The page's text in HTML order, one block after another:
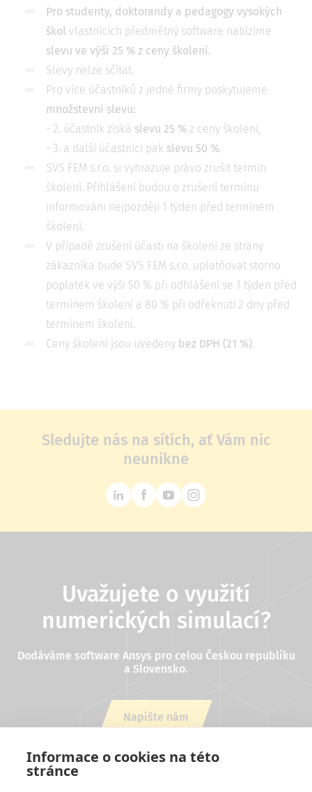
Informace o cookies na této
stránce
Pro studenty, doktorandy a pedagogy vysokých
škol vlastnících předmětný software nabízíme
slevu ve výši 25 % z ceny školení.
Slevy nelze sčítat.
Pro více účastníků z jedné firmy poskytujeme
množstevní slevu:
- 2. účastník získá slevu 25 % z ceny školení,
- 3. a další účastníci pak slevu 50 %.
SVS FEM s.r.o. si vyhrazuje právo zrušit termín
školení. Přihlášení budou o zrušení termínu
informováni nejpozději 1 týden před termínem
školení.
V případě zrušení účasti na školení ze strany
zákazníka bude SVS FEM s.r.o. uplatňovat storno
poplatek ve výši 50 % při odhlášení se 1 týden před
termínem školení a 80 % při odřeknutí 2 dny před
termínem školení.
Ceny školení jsou uvedeny bez DPH (21 %).
Sledujte nás na sítích, ať Vám nic
neunikne
Uvažujete o využití
numerických simulací?
Dodáváme software Ansys pro celou Českou republiku
a Slovensko.
Napište nám
nebo zavolejte +420 543 254 554